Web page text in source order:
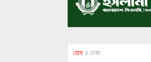
হোম ঢাকা